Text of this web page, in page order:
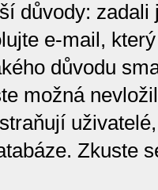
důvody:
e-mail,
důvodu
možná
Zkuste